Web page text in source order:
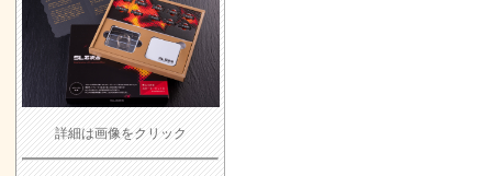
詳細は画像をクリック